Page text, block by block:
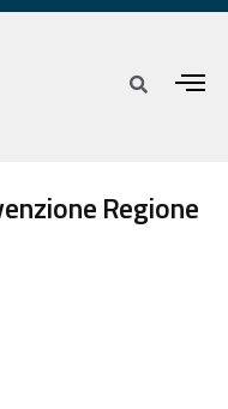
Regione